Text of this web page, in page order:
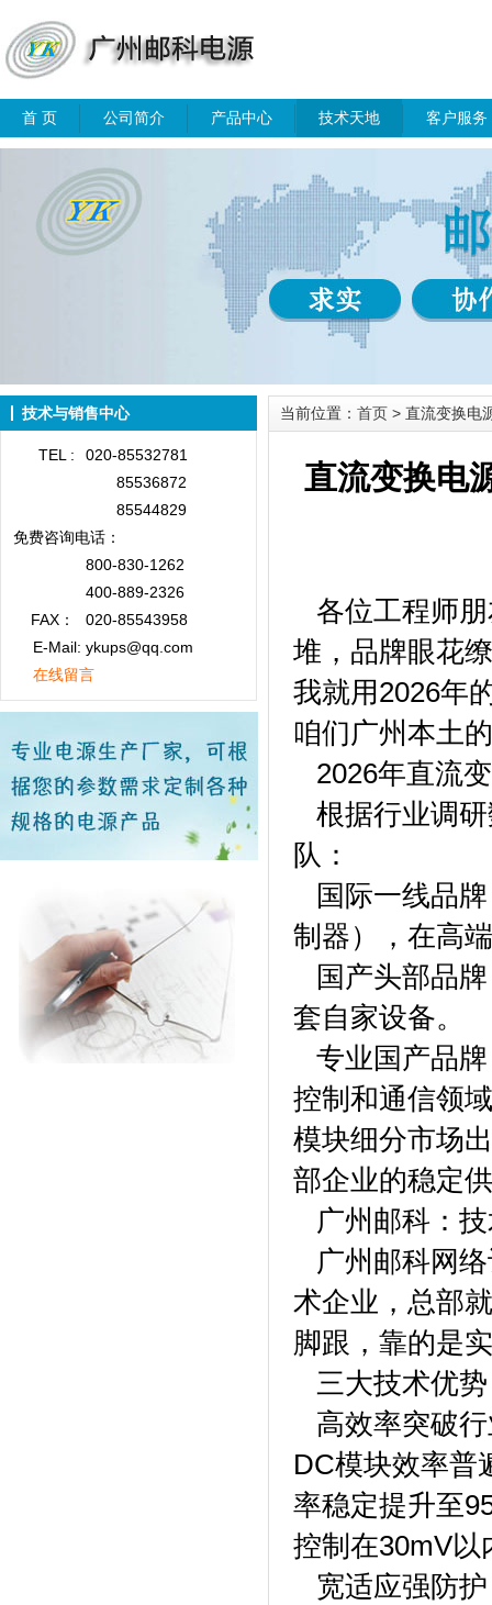
首 页 公司简介 产品中心 技术天地 客户服务
技术与销售中心
TEL :
020-85532781
85536872
85544829
免费咨询电话：
800-830-1262
400-889-2326
FAX：
020-85543958
E-Mail: ykups@qq.com
在线留言
当前位置： 首页 > 直流变换电
直流变换电
各位工程师
堆，品牌眼花
我就用2026年
咱们广州本土
2026年直流
根据行业调
队：
国际一线品
制器），在高
国产头部品
套自家设备。
专业国产品
控制和通信领
模块细分市场
部企业的稳定
广州邮科：
广州邮科网络
术企业，总部
脚跟，靠的是
三大技术优势
高效率突破
DC模块效率普
率稳定提升至
控制在30mV以
宽适应强防护